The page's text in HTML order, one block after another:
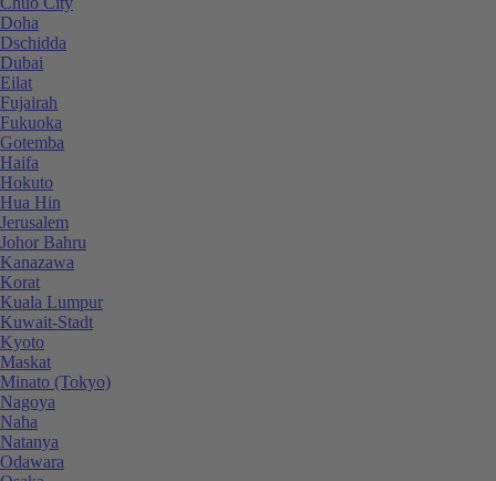
Doha
Dschidda
Dubai
Eilat
Fujairah
Fukuoka
Gotemba
Haifa
Hokuto
Hua Hin
Jerusalem
Johor Bahru
Kanazawa
Korat
Kuala Lumpur
Kuwait-Stadt
Kyoto
Maskat
Minato (Tokyo)
Nagoya
Naha
Natanya
Odawara